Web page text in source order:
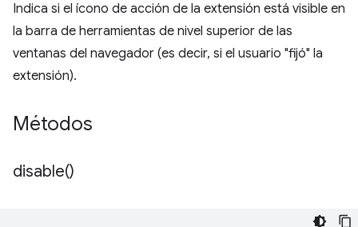
Indica si el ícono de acción de la extensión está visible en
la barra de herramientas de nivel superior de las
ventanas del navegador (es decir, si el usuario "fijó" la
extensión).
Métodos
disable()